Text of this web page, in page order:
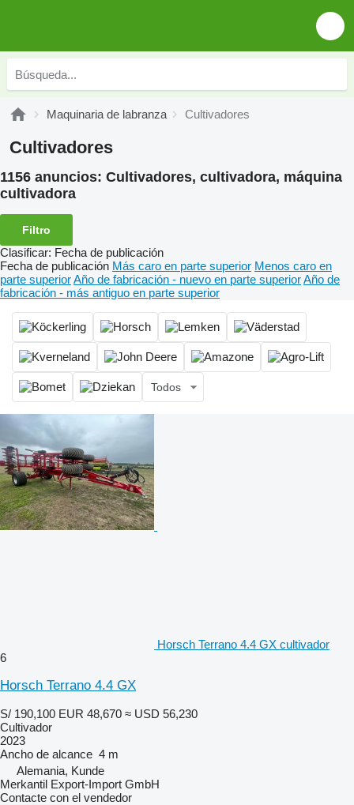
Maquinaria de labranza Cultivadores
Cultivadores
1156 anuncios: Cultivadores, cultivadora, máquina
cultivadora
Filtro
Clasificar: Fecha de publicación
Fecha de publicación Más caro en parte superior Menos caro en
parte superiorAño de fabricación - nuevo en parte superiorAño de
fabricación - más antiguo en parte superior
Todos
Horsch Terrano 4.4 GX cultivador
6
Horsch Terrano 4.4 GX
S/ 190,100 EUR 48,670 ≈ USD 56,230
Cultivador
2023
Ancho de alcance 4 m
Alemania, Kunde
Merkantil Export-Import GmbH
Contacte con el vendedor